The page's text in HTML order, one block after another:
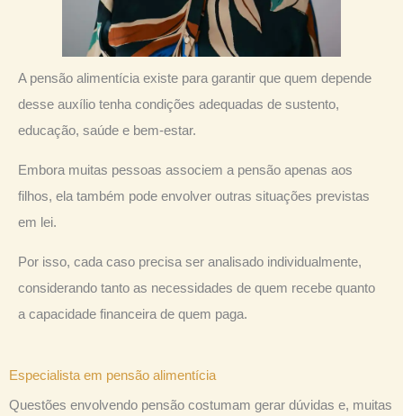
A pensão alimentícia existe para garantir que quem depende
desse auxílio tenha condições adequadas de sustento,
educação, saúde e bem-estar.
Embora muitas pessoas associem a pensão apenas aos
filhos, ela também pode envolver outras situações previstas
em lei.
Por isso, cada caso precisa ser analisado individualmente,
considerando tanto as necessidades de quem recebe quanto
a capacidade financeira de quem paga.
Especialista em pensão alimentícia
Questões envolvendo pensão costumam gerar dúvidas e, muitas